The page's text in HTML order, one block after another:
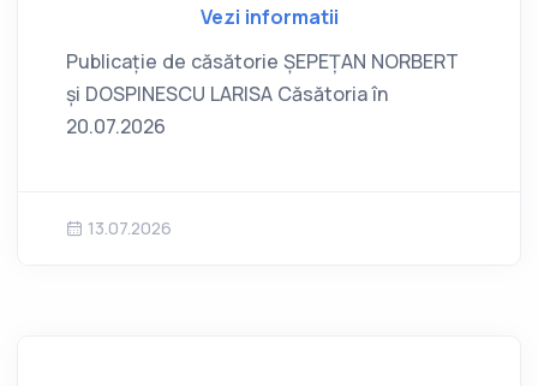
Vezi informatii
Publicație de căsătorie ȘEPEȚAN NORBERT
și DOSPINESCU LARISA Căsătoria în
20.07.2026
13.07.2026